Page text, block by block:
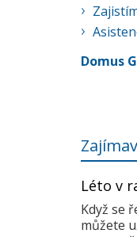
Domus
Léto v
Když se
můžete